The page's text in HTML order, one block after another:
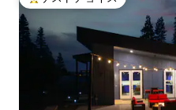
大好評のゲストチョイスです。